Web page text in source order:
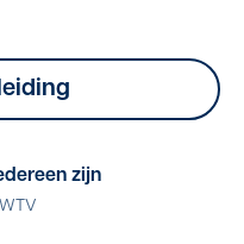
zijn